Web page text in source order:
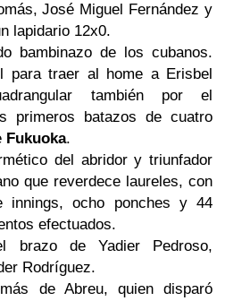
José Miguel Fernández y
lapidario 12x0.
bambinazo de los cubanos.
para traer al home a Erisbel
también por el
primeros batazos de cuatro
Fukuoka.
del abridor y triunfador
que reverdece laureles, con
ocho ponches y 44
efectuados.
brazo de Yadier Pedroso,
Rodríguez.
de Abreu, quien disparó